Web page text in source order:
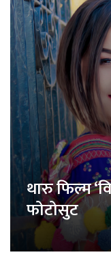
थारु फिल्म
फोटोसुट